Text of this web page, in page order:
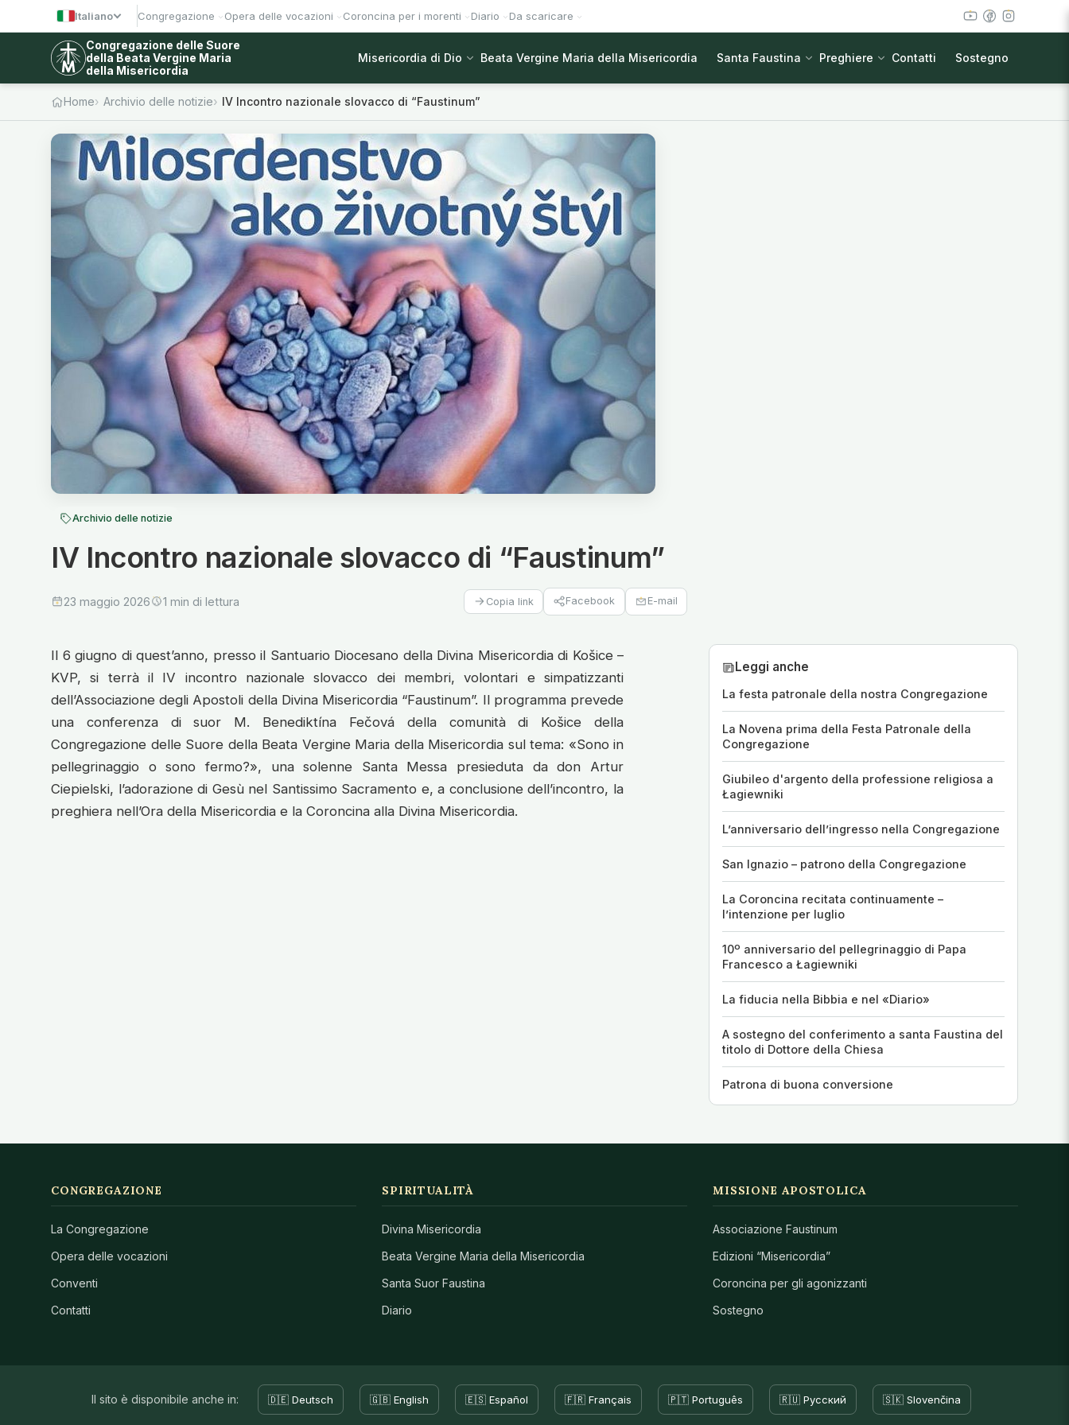
Italiano Congregazione Opera delle vocazioni Coroncina per i morenti Diario Da scaricare
Congregazione delle Suore
della Beata Vergine Maria
della Misericordia
Misericordia di Dio Beata Vergine Maria della Misericordia Santa Faustina Preghiere Contatti Sostegno
Home Archivio delle notizie IV Incontro nazionale slovacco di “Faustinum”
Archivio delle notizie
IV Incontro nazionale slovacco di “Faustinum”
23 maggio 2026 1 min di lettura Copia link Facebook E-mail
Il 6 giugno di quest’anno, presso il Santuario Diocesano della Divina Misericordia di Košice –
KVP, si terrà il IV incontro nazionale slovacco dei membri, volontari e simpatizzanti
dell’Associazione degli Apostoli della Divina Misericordia “Faustinum”. Il programma prevede
una conferenza di suor M. Benediktína Fečová della comunità di Košice della
Congregazione delle Suore della Beata Vergine Maria della Misericordia sul tema: «Sono in
pellegrinaggio o sono fermo?», una solenne Santa Messa presieduta da don Artur
Ciepielski, l’adorazione di Gesù nel Santissimo Sacramento e, a conclusione dell’incontro, la
preghiera nell’Ora della Misericordia e la Coroncina alla Divina Misericordia.
Leggi anche
La festa patronale della nostra Congregazione
La Novena prima della Festa Patronale della
Congregazione
Giubileo d'argento della professione religiosa a
Łagiewniki
L’anniversario dell’ingresso nella Congregazione
San Ignazio – patrono della Congregazione
La Coroncina recitata continuamente –
l’intenzione per luglio
10º anniversario del pellegrinaggio di Papa
Francesco a Łagiewniki
La fiducia nella Bibbia e nel «Diario»
A sostegno del conferimento a santa Faustina del
titolo di Dottore della Chiesa
Patrona di buona conversione
CONGREGAZIONE
La Congregazione
Opera delle vocazioni
Conventi
Contatti
SPIRITUALITÀ
Divina Misericordia
Beata Vergine Maria della Misericordia
Santa Suor Faustina
Diario
MISSIONE APOSTOLICA
Associazione Faustinum
Edizioni “Misericordia”
Coroncina per gli agonizzanti
Sostegno
Il sito è disponibile anche in: 🇩🇪 Deutsch 🇬🇧 English 🇪🇸 Español 🇫🇷 Français 🇵🇹 Português 🇷🇺 Русский 🇸🇰 Slovenčina